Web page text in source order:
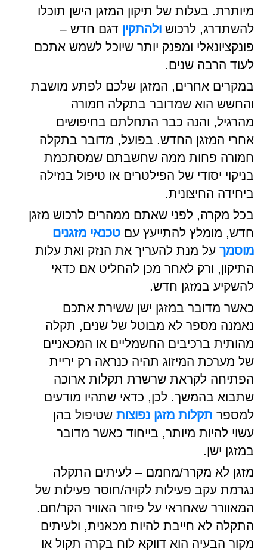
מיותרת. בעלות של תיקון המזגן הישן תוכלו
להשתדרג, לרכושולהתקין דגם חדש –
פונקציונאלי ומפנק יותר שיוכל לשמש אתכם
לעוד הרבה שנים.
במקרים אחרים, המזגן שלכם לפתע מושבת
והחשש הוא שמדובר בתקלה חמורה
מהרגיל, והנה כבר התחלתם בחיפושים
אחרי המזגן החדש. בפועל, מדובר בתקלה
חמורה פחות ממה שחשבתם שמסתכמת
בניקוי יסודי של הפילטרים או טיפול בנזילה
ביחידה החיצונית.
בכל מקרה, לפני שאתם ממהרים לרכוש מזגן
חדש, מומלץ להתייעץ עםטכנאי מזגנים
מוסמך על מנת להעריך את הנזק ואת עלות
התיקון, ורק לאחר מכן להחליט אם כדאי
להשקיע במזגן חדש.
כאשר מדובר במזגן ישן ששירת אתכם
נאמנה מספר לא מבוטל של שנים, תקלה
מהותית ברכיבים החשמליים או המכאניים
של מערכת המיזוג תהיה כנראה רק יריית
הפתיחה לקראת שרשרת תקלות ארוכה
שתבוא בהמשך. לכן, כדאי שתהיו מודעים
למספר תקלות מזגן נפוצות שטיפול בהן
עשוי להיות מיותר, בייחוד כאשר מדובר
במזגן ישן.
מזגן לא מקרר/מחמם – לעיתים התקלה
נגרמת עקב פעילות לקויה/חוסר פעילות של
המאוורר שאחראי על פיזור האוויר הקר/חם.
התקלה לא חייבת להיות מכאנית, ולעיתים
מקור הבעיה הוא דווקא לוח בקרה תקול או